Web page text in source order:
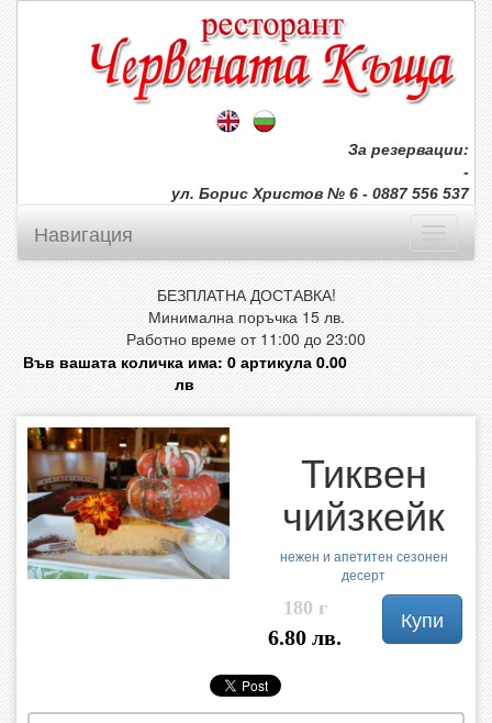
За резервации:
-
ул. Борис Христов № 6 - 0887 556 537
Навигация
БЕЗПЛАТНА ДОСТАВКА!
Минимална поръчка 15 лв.
Работно време от 11:00 до 23:00
Във вашата количка има:0артикула0.00
лв
Тиквен
чийзкейк
нежен и апетитен сезонен
десерт
180 г
6.80 лв.
Купи